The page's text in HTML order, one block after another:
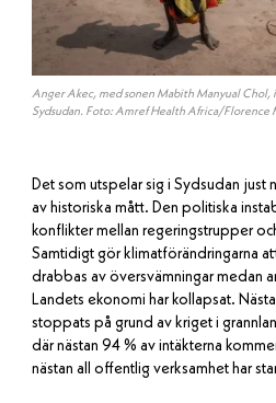
Anger Akec, med sonen Mabith Manyual Chol,
Sydsudan. Foto: Amref Health Africa/Florence
Det som utspelar sig i Sydsudan just
av historiska mått. Den politiska
konflikter mellan regeringstrupper
Samtidigt gör klimatförändringarna
drabbas av översvämningar medan
Landets ekonomi har kollapsat.
stoppats på grund av kriget i
där nästan 94 % av intäkterna
nästan all offentlig verksamhet har